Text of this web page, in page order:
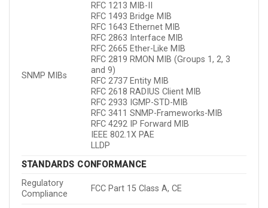
SNMP MIBs
RFC 1213 MIB-II
RFC 1493 Bridge MIB
RFC 1643 Ethernet MIB
RFC 2863 Interface MIB
RFC 2665 Ether-Like MIB
RFC 2819 RMON MIB (Groups 1, 2, 3
and 9)
RFC 2737 Entity MIB
RFC 2618 RADIUS Client MIB
RFC 2933 IGMP-STD-MIB
RFC 3411 SNMP-Frameworks-MIB
RFC 4292 IP Forward MIB
IEEE 802.1X PAE
LLDP
STANDARDS CONFORMANCE
Regulatory
Compliance
FCC Part 15 Class A, CE